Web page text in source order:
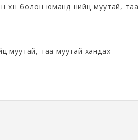
хүн болон юманд нийц муутай, таа
муутай, таа муутай хандах